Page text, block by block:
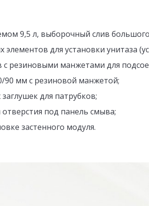
9,5 л, выборочный слив
для установки унитаза
с резиновыми манжетами для
мм с резиновой манжетой;
для патрубков;
под панель смыва;
застенного модуля.